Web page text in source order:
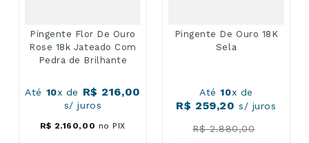
Pingente Flor De Ouro
Rose 18k Jateado Com
Pedra de Brilhante
Até 10x de R$ 216,00
s/ juros
R$ 2.160, 00 no PIX
Pingente De Ouro 18K
Sela
Até10x de
R$ 259,20 s/ juros
R$ 2.880,00